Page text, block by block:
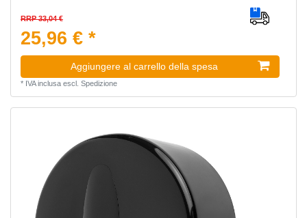
RRP 33,04 €
25,96 € *
Aggiungere al carrello della spesa
* IVA inclusaescl. Spedizione